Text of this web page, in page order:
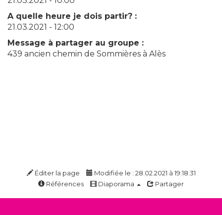
A quelle heure je dois partir? :
21.03.2021 - 12:00
Message à partager au groupe :
439 ancien chemin de Sommières à Alès
Éditer la page
Modifiée le : 28.02.2021 à 19:18:31
Références
Diaporama Partager